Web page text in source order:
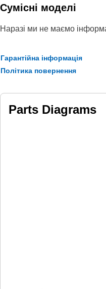
Сумісні моделі
Наразі ми не маємо
Гарантійна інформація
Політика повернення
Parts Diagrams